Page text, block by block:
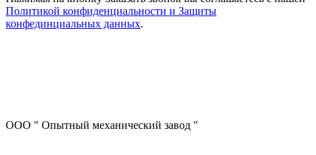
Политикой конфиденциальности и Защиты
конфединциальных данных.
ООО " Опытный механический завод "